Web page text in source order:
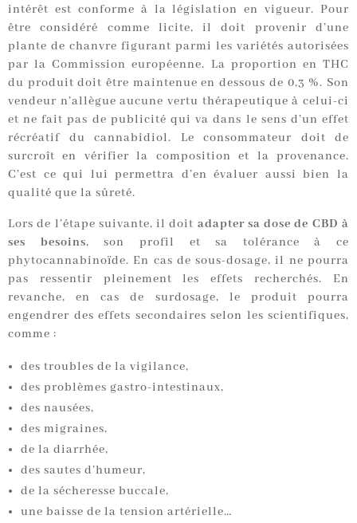
intérêt est conforme à la législation en vigueur. Pour
être considéré comme licite, il doit provenir d’une
plante de chanvre figurant parmi les variétés autorisées
par la Commission européenne. La proportion en THC
du produit doit être maintenue en dessous de 0,3 %. Son
vendeur n’allègue aucune vertu thérapeutique à celui-ci
et ne fait pas de publicité qui va dans le sens d’un effet
récréatif du cannabidiol. Le consommateur doit de
surcroît en vérifier la composition et la provenance.
C’est ce qui lui permettra d’en évaluer aussi bien la
qualité que la sûreté.
Lors de l’étape suivante, il doit adapter sa dose de CBD à
ses besoins, son profil et sa tolérance à ce
phytocannabinoïde. En cas de sous-dosage, il ne pourra
pas ressentir pleinement les effets recherchés. En
revanche, en cas de surdosage, le produit pourra
engendrer des effets secondaires selon les scientifiques,
comme :
des troubles de la vigilance,
des problèmes gastro-intestinaux,
des nausées,
des migraines,
de la diarrhée,
des sautes d’humeur,
de la sécheresse buccale,
une baisse de la tension artérielle…